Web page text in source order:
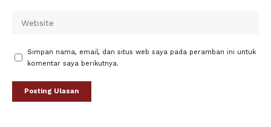
Simpan nama, email, dan situs web saya pada peramban ini untuk
komentar saya berikutnya.